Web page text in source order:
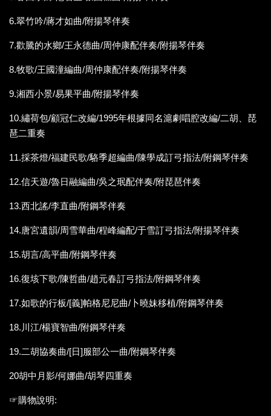
6.翠竹吟/蔣才如曲/附揚琴伴奏
7.歡騰的水鄉/王永德曲/周仲康配伴奏/附揚琴伴奏
8.牧歌/王國潼編曲/周仲康配伴奏/附揚琴伴奏
9.湘西小景/易果平曲/附揚琴伴奏
10.繡荷包/顧冠仁改編/1995年根據同名滬劇唱腔改編/二胡、琵
琶二重奏
11.採茶燈/福建民歌/駱季超編曲/陳學成訂弓指法/附鋼琴伴奏
12.信天遊/魯日融編曲/吳之珉配伴奏/附琵琶伴奏
13.西北謠/李直曲/附鋼琴伴奏
14.唐宮遺韻/周雪華曲/程峰編配/于雪訂弓指法/附揚琴伴奏
15.胡言/高平曲/附鋼琴伴奏
16.復垓下歌/陳哲曲/趙元春訂弓指法/附鋼琴伴奏
17.如歌的行板/[義]帕格尼尼曲/卜曉妹移植/附鋼琴伴奏
18.川江/楊寶智曲/附鋼琴伴奏
19.二胡協奏曲/[日]服部公一曲/附鋼琴伴奏
20胡中月影/何娜曲/胡琴四重奏
☞購物說明: